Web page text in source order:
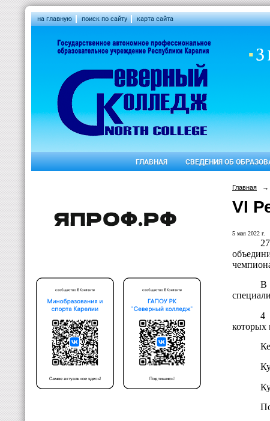
на главную поиск по сайту карта сайта
ГЛАВНАЯ СВЕДЕНИЯ ОБ
Главная →
VI
5 мая 2022 г.
В
4